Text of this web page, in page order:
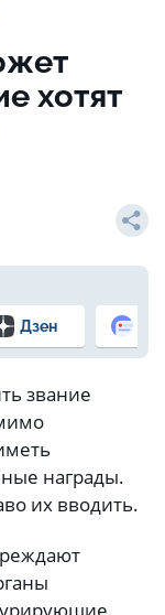
хотят
Дзен
звание
награды.
их вводить.